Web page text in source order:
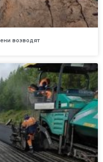
возводят